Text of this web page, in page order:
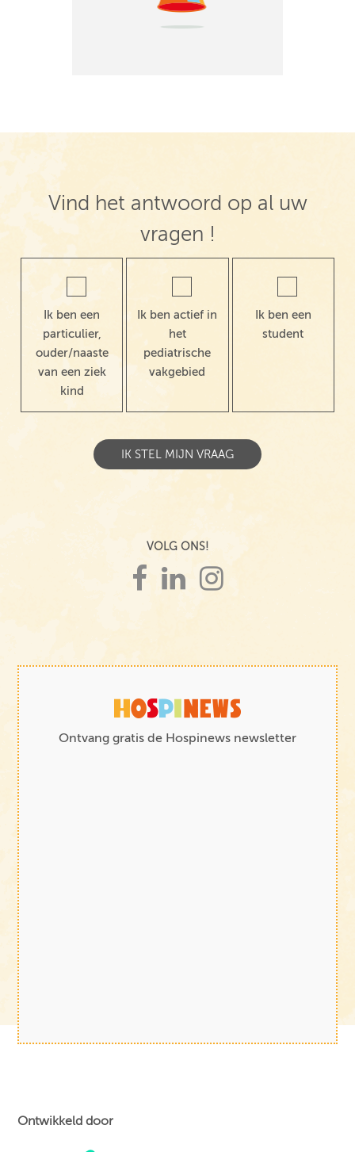
Vind het antwoord op al uw
vragen !
Ik ben een
particulier,
ouder/naaste
van een ziek
kind
Ik ben actief in
het
pediatrische
vakgebied
Ik ben een
student
VOLG ONS!
Ontvang gratis de Hospinews newsletter
Ontwikkeld door